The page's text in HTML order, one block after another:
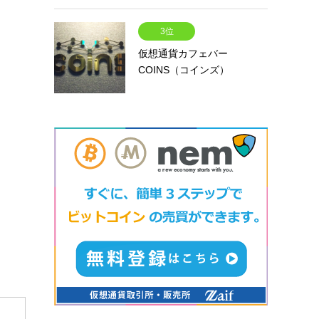
3位
仮想通貨カフェバー
COINS（コインズ）